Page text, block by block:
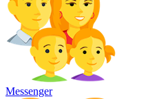
Messenger